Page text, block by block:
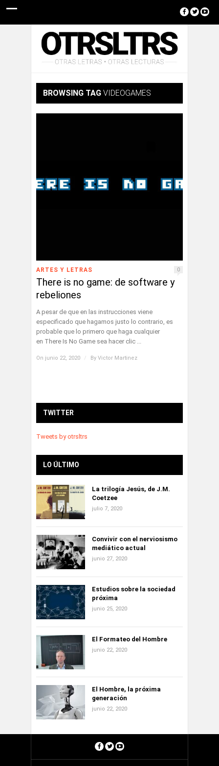
BROWSING TAG VIDEOGAMES
ARTES Y LETRAS 0
There is no game: de software y
rebeliones
A pesar de que en las instrucciones viene
especificado que hagamos justo lo contrario, es
probable que lo primero que haga cualquier
en There Is No Game sea hacer clic ...
On junio 22, 2020 / By Victor Martinez
TWITTER
Tweets by otrsltrs
LO ÚLTIMO
La trilogía Jesús, de J.M.
Coetzee
julio 7, 2020
Convivir con el nerviosismo
mediático actual
junio 27, 2020
Estudios sobre la sociedad
próxima
junio 25, 2020
El Formateo del Hombre
junio 22, 2020
El Hombre, la próxima
generación
junio 22, 2020